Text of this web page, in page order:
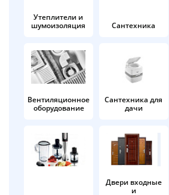
Утеплители и
шумоизоляция
Сантехника
Вентиляционное
оборудование
Сантехника для
дачи
Двери входные
и
Оставшиеся
% будут
по25%каждые 2 недели
Подробнее
об оплате Плайтом
Остались вопросы?